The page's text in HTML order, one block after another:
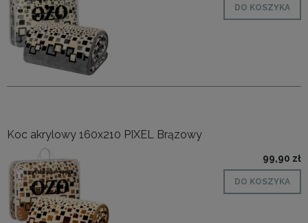
DO KOSZYKA
Koc akrylowy 160x210 PIXEL Brązowy
99,90 zł
DO KOSZYKA